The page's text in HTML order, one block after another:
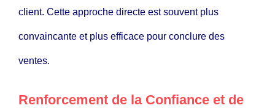
client. Cette approche directe est souvent plus
convaincante et plus efficace pour conclure des
ventes.
Renforcement de la Confiance et de